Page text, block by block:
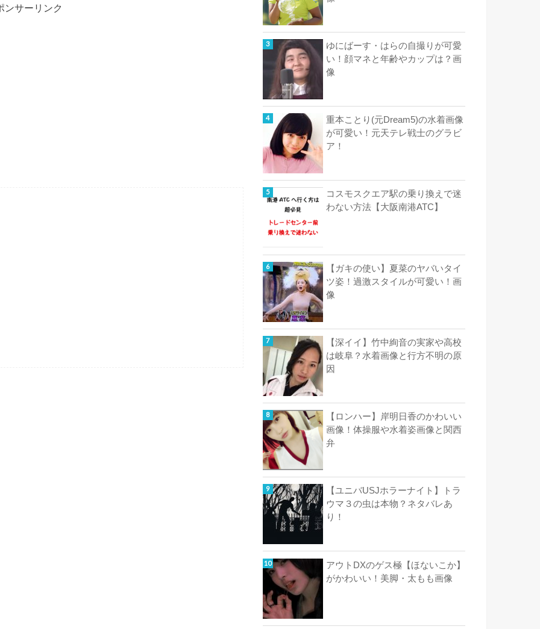
ンサーリンク
ゆにばーす・はらの自撮りが可愛
い！顔マネと年齢やカップは？画
像
重本ことり(元Dream5)の水着画像
が可愛い！元天テレ戦士のグラビ
ア！
コスモスクエア駅の乗り換えで迷
わない方法【大阪南港ATC】
【ガキの使い】夏菜のヤバいタイ
ツ姿！過激スタイルが可愛い！画
像
【深イイ】竹中絢音の実家や高校
は岐阜？水着画像と行方不明の原
因
【ロンハー】岸明日香のかわいい
画像！体操服や水着姿画像と関西
弁
【ユニバUSJホラーナイト】トラ
ウマ３の虫は本物？ネタバレあ
り！
アウトDXのゲス極【ほないこか】
がかわいい！美脚・太もも画像